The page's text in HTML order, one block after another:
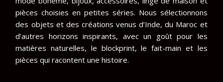
pièces choisies en petites séries. Nous sélectionnons
des objets et des créations venus d’Inde, du Maroc et
d’autres horizons inspirants, avec un goût pour les
matières naturelles, le blockprint, le fait-main et les
pièces qui racontent une histoire.